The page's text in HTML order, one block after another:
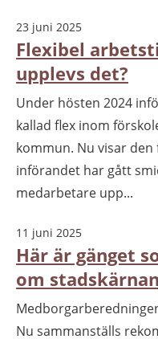
23 juni 2025
Flexibel
upplevs det?
Under hösten 2024
kallad flex inom
kommun. Nu visar
införandet har gått
medarbetare upp...
11 juni 2025
Här är gänget
om stadskärnan
Nu sammanställs